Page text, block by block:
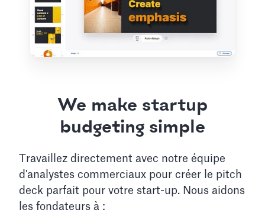
We make startup
budgeting simple
Travaillez directement avec notre équipe
d'analystes commerciaux pour créer le pitch
deck parfait pour votre start-up. Nous aidons
les fondateurs à :